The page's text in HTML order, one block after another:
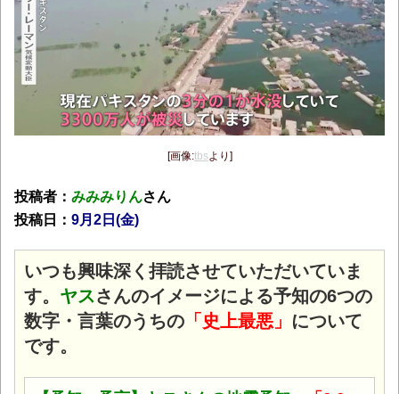
[画像:tbsより]
投稿者： みみみりんさん
投稿日： 9月2日(金)
いつも興味深く拝読させていただいていま
す。 ヤスさんのイメージによる予知の6つの
数字・言葉のうちの 「史上最悪」 について
です。